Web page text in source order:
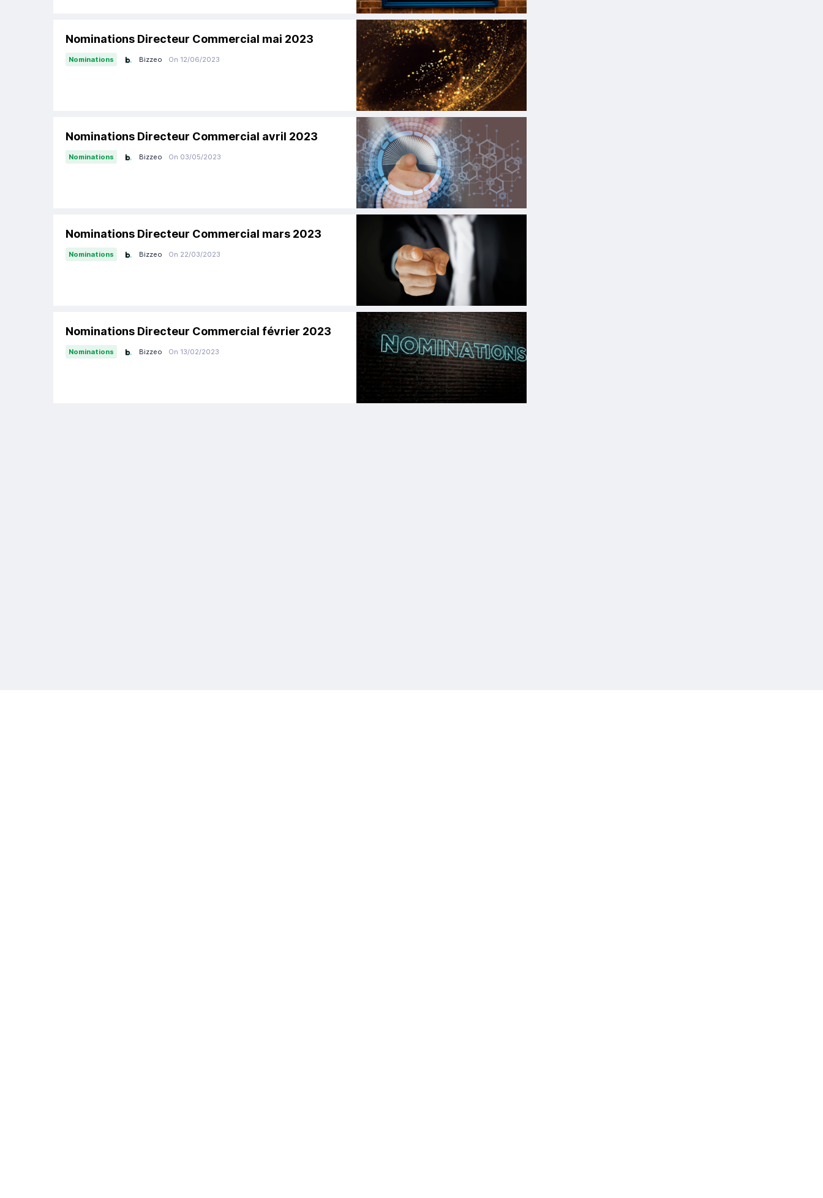
Nominations Directeur Commercial mai 2023
Nominations Bizzeo On 12/06/2023
Nominations Directeur Commercial avril 2023
Nominations Bizzeo On 03/05/2023
Nominations Directeur Commercial mars 2023
Nominations Bizzeo On 22/03/2023
Nominations Directeur Commercial février 2023
Nominations Bizzeo On 13/02/2023